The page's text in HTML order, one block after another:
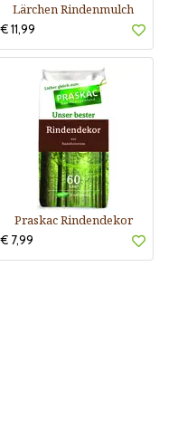
Lärchen Rindenmulch
€ 11,99
Praskac Rindendekor
€ 7,99